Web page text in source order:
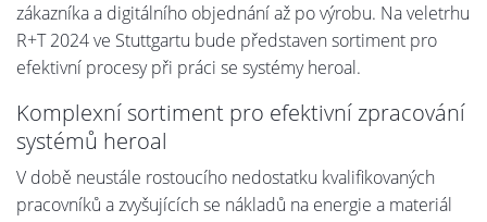
zákazníka a digitálního objednání až po výrobu. Na veletrhu
R+T 2024 ve Stuttgartu bude představen sortiment pro
efektivní procesy při práci se systémy heroal.
Komplexní sortiment pro efektivní zpracování
systémů heroal
V době neustále rostoucího nedostatku kvalifikovaných
pracovníků a zvyšujících se nákladů na energie a materiál